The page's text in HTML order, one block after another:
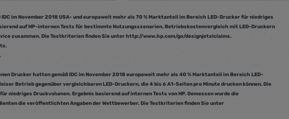
um die Anzahl zu erhöhen oder zu
Wert ein oder benutze die Schaltflächen um die
Anzahl: Gib den gewünschten Wert ein oder
Produkt Anzahl: Gib den
im November 2018 USA- und europaweit mehr als 70 % Marktanteil im Bereich LED-Drucker für niedriges
auf HP-internen Tests für bestimmte Nutzungsszenarien. Betriebskostenvergleich mit LED-Druckern
zusammen. Die Testkriterien finden Sie unter http://www.hp.com/go/designjetxlclaims.
Drucker hatten gemäß IDC im November 2018 europaweit mehr als 40 % Marktanteil im Bereich LED-
Betrieb gegenüber vergleichbaren LED-Druckern, die 4 bis 6 A1-Seiten pro Minute drucken können. Die
niedriges Druckvolumen. Ergebnis basierend auf internen Tests von HP. Gemessen wurde die
die veröffentlichten Angaben der Wettbewerber. Die Testkriterien finden Sie unter